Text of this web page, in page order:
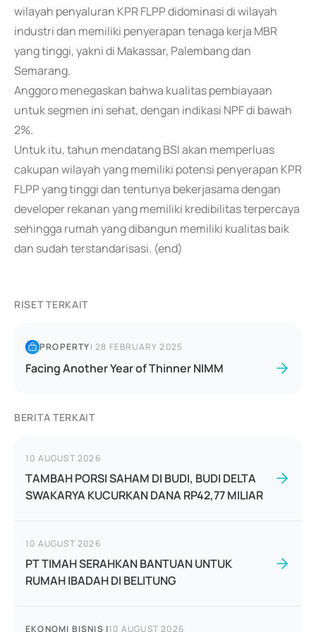
wilayah penyaluran KPR FLPP didominasi di wilayah
industri dan memiliki penyerapan tenaga kerja MBR
yang tinggi, yakni di Makassar, Palembang dan
Semarang.
Anggoro menegaskan bahwa kualitas pembiayaan
untuk segmen ini sehat, dengan indikasi NPF di bawah
2%.
Untuk itu, tahun mendatang BSI akan memperluas
cakupan wilayah yang memiliki potensi penyerapan KPR
FLPP yang tinggi dan tentunya bekerjasama dengan
developer rekanan yang memiliki kredibilitas terpercaya
sehingga rumah yang dibangun memiliki kualitas baik
dan sudah terstandarisasi. (end)
RISET TERKAIT
PROPERTY|28 FEBRUARY 2025
Facing Another Year of Thinner NIMM
BERITA TERKAIT
10 AUGUST 2026
TAMBAH PORSI SAHAM DI BUDI, BUDI DELTA
SWAKARYA KUCURKAN DANA RP42,77 MILIAR
10 AUGUST 2026
PT TIMAH SERAHKAN BANTUAN UNTUK
RUMAH IBADAH DI BELITUNG
EKONOMI BISNIS |10 AUGUST 2026